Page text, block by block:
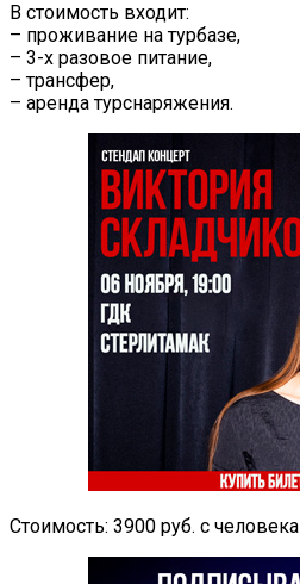
В стоимость входит:
– проживание на турбазе,
– 3-х разовое питание,
– трансфер,
– аренда турснаряжения.
Стоимость: 3900 руб. с человека